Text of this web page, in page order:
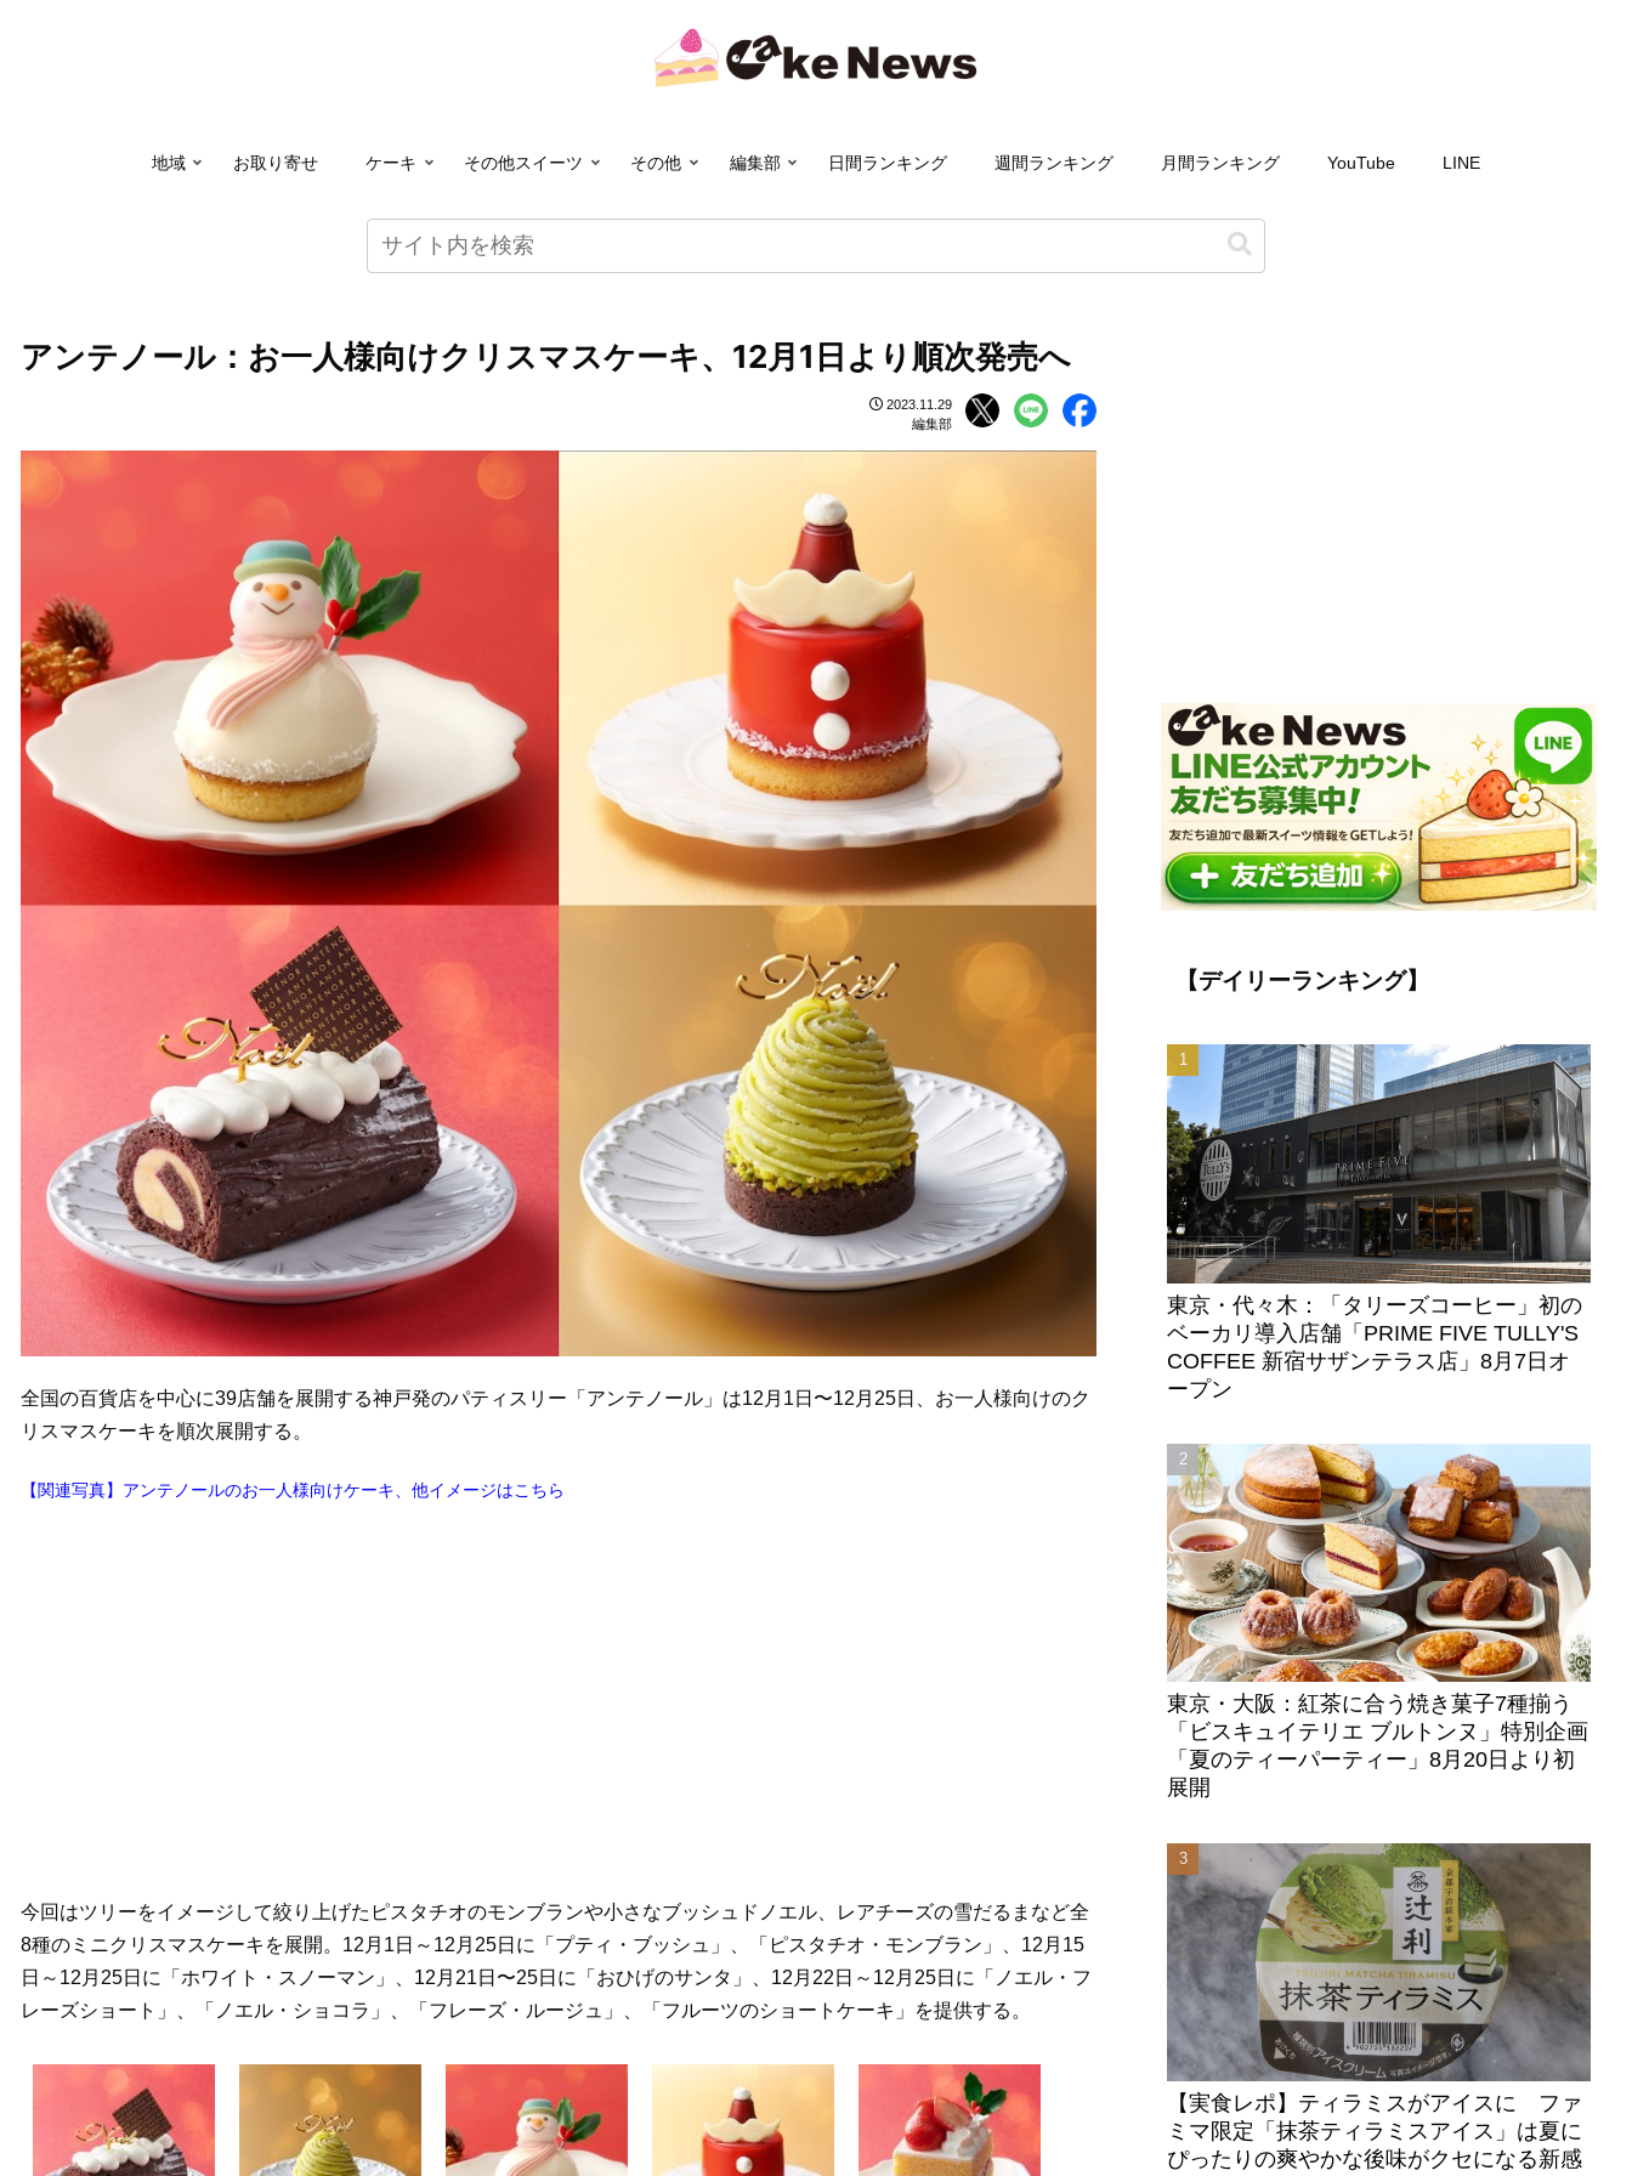
地域 お取り寄せ ケーキ その他スイーツ その他 編集部 日間ランキング 週間ランキング 月間ランキング YouTube LINE
アンテノール：お一人様向けクリスマスケーキ、12月1日より順次発売へ
2023.11.29
編集部
全国の百貨店を中心に39店舗を展開する神戸発のパティスリー「アンテノール」は12月1日〜12月25日、お一人様向けのク
リスマスケーキを順次展開する。
【関連写真】アンテノールのお一人様向けケーキ、他イメージはこちら
今回はツリーをイメージして絞り上げたピスタチオのモンブランや小さなブッシュドノエル、レアチーズの雪だるまなど全
8種のミニクリスマスケーキを展開。12月1日～12月25日に「プティ・ブッシュ」、「ピスタチオ・モンブラン」、12月15
日～12月25日に「ホワイト・スノーマン」、12月21日〜25日に「おひげのサンタ」、12月22日～12月25日に「ノエル・フ
レーズショート」、「ノエル・ショコラ」、「フレーズ・ルージュ」、「フルーツのショートケーキ」を提供する。
【デイリーランキング】
東京・代々木：「タリーズコーヒー」初の
ベーカリ導入店舗「PRIME FIVE TULLY'S
COFFEE 新宿サザンテラス店」8月7日オ
ープン
東京・大阪：紅茶に合う焼き菓子7種揃う
「ビスキュイテリエ ブルトンヌ」特別企画
「夏のティーパーティー」8月20日より初
展開
【実食レポ】ティラミスがアイスに ファ
ミマ限定「抹茶ティラミスアイス」は夏に
ぴったりの爽やかな後味がクセになる新感